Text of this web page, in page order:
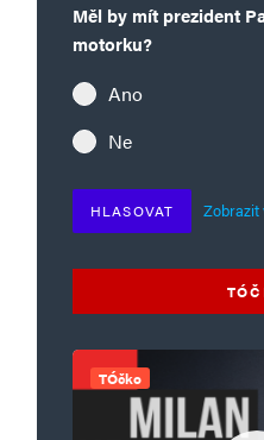
Měl by mít prezident
motorku?
Ano
Ne
HLASOVAT Zobrazit
TÓčko